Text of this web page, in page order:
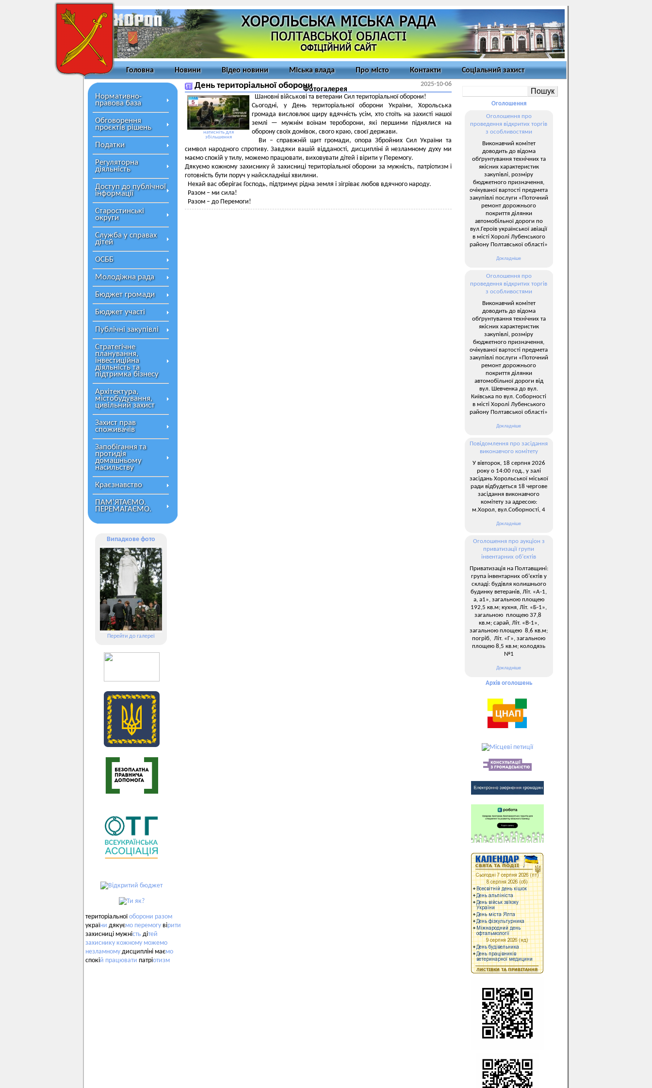
Головна Новини Відео новини Міська влада Про місто Контакти Соціальний захист
Фотогалерея
Нормативно-
правова база
Обговорення
проєктів рішень
Податки
Регуляторна
діяльність
Доступ до публічної
інформації
Старостинські
округи
Служба у справах
дітей
ОСББ
Молодіжна рада
Бюджет громади
Бюджет участі
Публічні закупівлі
Стратегічне
планування,
інвестиційна
діяльність та
підтримка бізнесу
Архітектура,
містобудування,
цивільний захист
Захист прав
споживачів
Запобігання та
протидія
домашньому
насильству
Краєзнавство
ПАМ’ЯТАЄМО.
ПЕРЕМАГАЄМО.
Випадкове фото
Перейти до галереї
територіальноїоборони разом
україни дякуємо перемогу вірити
захисниці мужність дітей
захиснику кожному можемо
незламному дисципліні маємо
спокій працювати патріотизм
День територіальної оборони 2025-10-06
натисніть для
збільшення
Шановні військові та ветерани Сил територіальної оборони!
Сьогодні, у День територіальної оборони України, Хорольська
громада висловлює щиру вдячність усім, хто стоїть на захисті нашої
землі — мужнім воїнам тероборони, які першими піднялися на
оборону своїх домівок, свого краю, своєї держави.
Ви – справжній щит громади, опора Збройних Сил України та
символ народного спротиву. Завдяки вашій відданості, дисципліні й незламному духу ми
маємо спокій у тилу, можемо працювати, виховувати дітей і вірити у Перемогу.
Дякуємо кожному захиснику й захисниці територіальної оборони за мужність, патріотизм і
готовність бути поруч у найскладніші хвилини.
Нехай вас оберігає Господь, підтримує рідна земля і зігріває любов вдячного народу.
Разом – ми сила!
Разом – до Перемоги!
Оголошення
Оголошення про
проведення відкритих торгів
з особливостями
Виконавчий комітет
доводить до відома
обґрунтування технічних та
якісних характеристик
закупівлі, розміру
бюджетного призначення,
очікуваної вартості предмета
закупівлі послуги «Поточний
ремонт дорожнього
покриття ділянки
автомобільної дороги по
вул.Героїв української авіації
в місті Хоролі Лубенського
району Полтавської області»
Докладніше
Оголошення про
проведення відкритих торгів
з особливостями
Виконавчий комітет
доводить до відома
обґрунтування технічних та
якісних характеристик
закупівлі, розміру
бюджетного призначення,
очікуваної вартості предмета
закупівлі послуги «Поточний
ремонт дорожнього
покриття ділянки
автомобільної дороги від
вул. Шевченка до вул.
Київська по вул. Соборності
в місті Хоролі Лубенського
району Полтавської області»
Докладніше
Повідомлення про засідання
виконавчого комітету
У вівторок, 18 серпня 2026
року о 14:00 год., у залі
засідань Хорольської міської
ради відбудеться 18 чергове
засідання виконавчого
комітету за адресою:
м.Хорол, вул.Соборності, 4
Докладніше
Оголошення про аукціон з
приватизації групи
інвентарних об’єктів
Приватизація на Полтавщині:
група інвентарних об’єктів у
складі: будівля колишнього
будинку ветеранів, Літ. «А-1,
а, а1», загальною площею
192,5 кв.м; кухня, Літ. «Б-1»,
загальною площею 37,8
кв.м; сарай, Літ. «В-1»,
загальною площею 8,6 кв.м;
погріб, Літ. «Г», загальною
площею 8,5 кв.м; колодязь
№1
Докладніше
Архів оголошень